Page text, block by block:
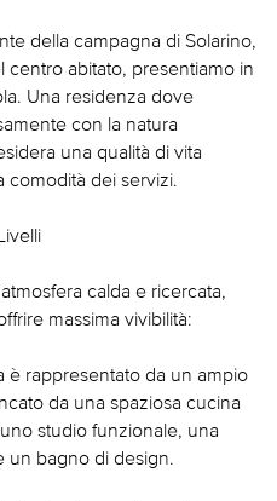
della campagna di Solarino,
centro abitato, presentiamo in
Una residenza dove
con la natura
una qualità di vita
comodità dei servizi.
calda e ricercata,
massima vivibilità:
è rappresentato da un ampio
da una spaziosa cucina
studio funzionale, una
un bagno di design.